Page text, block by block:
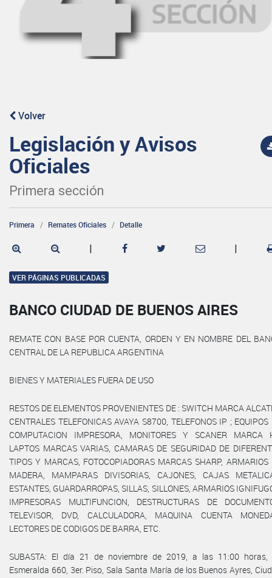
Volver
Legislación y Avisos
Oficiales
Primera sección
Primera Remates Oficiales Detalle
| |
VER PÁGINAS PUBLICADAS
BANCO CIUDAD DE BUENOS AIRES
REMATE CON BASE POR CUENTA, ORDEN Y EN NOMBRE DEL
CENTRAL DE LA REPUBLICA ARGENTINA
BIENES Y MATERIALES FUERA DE USO
RESTOS DE ELEMENTOS PROVENIENTES DE : SWITCH MARCA
CENTRALES TELEFONICAS AVAYA S8700, TELEFONOS IP ; EQUIPOS
COMPUTACION IMPRESORA, MONITORES Y SCANER MARCA
LAPTOS MARCAS VARIAS, CAMARAS DE SEGURIDAD DE
TIPOS Y MARCAS, FOTOCOPIADORAS MARCAS SHARP, ARMARIOS
MADERA, MAMPARAS DIVISORIAS, CAJONES, CAJAS
ESTANTES, GUARDARROPAS, SILLAS, SILLONES, ARMARIOS
IMPRESORAS MULTIFUNCION, DESTRUCTURAS DE
TELEVISOR, DVD, CALCULADORA, MAQUINA CUENTA
LECTORES DE CODIGOS DE BARRA, ETC.
SUBASTA: El día 21 de noviembre de 2019, a las 11:00 horas,
Esmeralda 660, 3er. Piso, Sala Santa María de los Buenos Ayres,